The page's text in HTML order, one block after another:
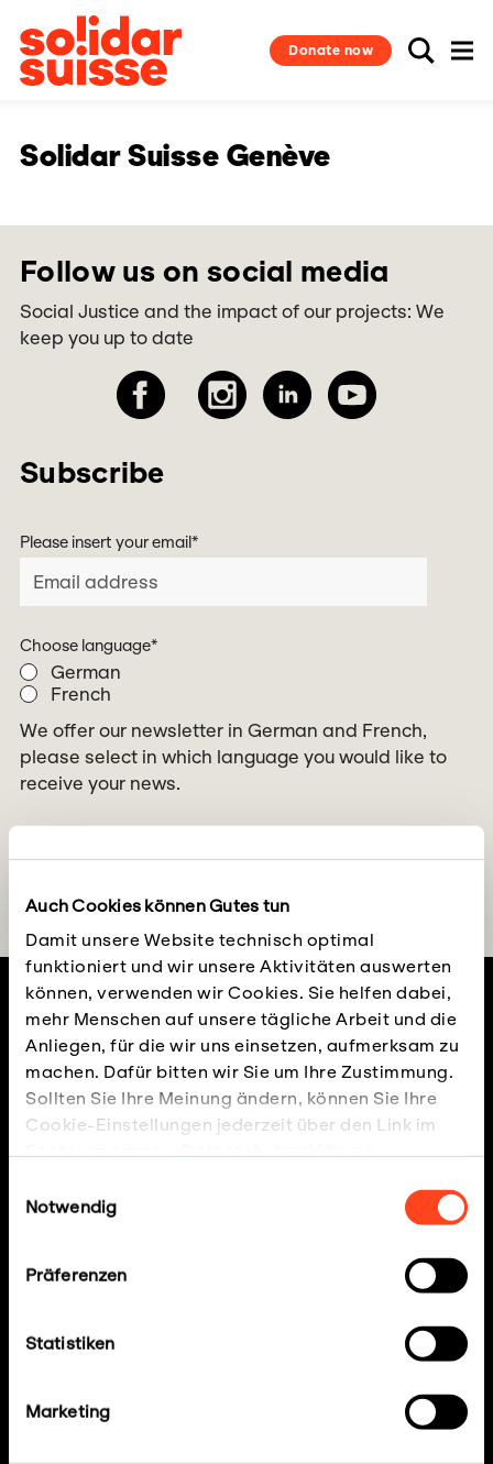
Auch Cookies können Gutes tun
Damit unsere Website technisch optimal
funktioniert und wir unsere Aktivitäten auswerten
können, verwenden wir Cookies. Sie helfen dabei,
mehr Menschen auf unsere tägliche Arbeit und die
Anliegen, für die wir uns einsetzen, aufmerksam zu
machen. Dafür bitten wir Sie um Ihre Zustimmung.
Sollten Sie Ihre Meinung ändern, können Sie Ihre
Cookie-Einstellungen jederzeit über den Link im
Notwendig
Präferenzen
Statistiken
Marketing
Donate now
Solidar Suisse Genève
Follow us on social media
Social Justice and the impact of our projects: We
keep you up to date
Subscribe
Please insert your email*
Choose language*
German
French
We offer our newsletter in German and French,
please select in which language you would like to
receive your news.
About us
Vision and aims
Contact
Jobs
Media
Impressum